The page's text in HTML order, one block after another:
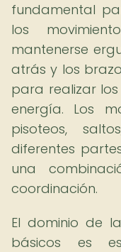
fundamental
los
mantenerse
atrás y los
para realizar
energía. Los
pisoteos,
diferentes
una
coordinación.
El dominio de
básicos es